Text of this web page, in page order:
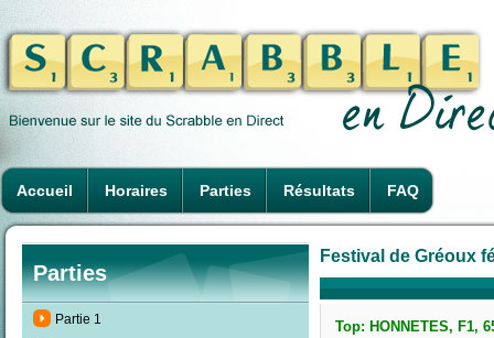
Accueil Horaires Parties Résultats FAQ
Parties
Partie 1
Festival de Gréoux
Top: HONNETES, F1,